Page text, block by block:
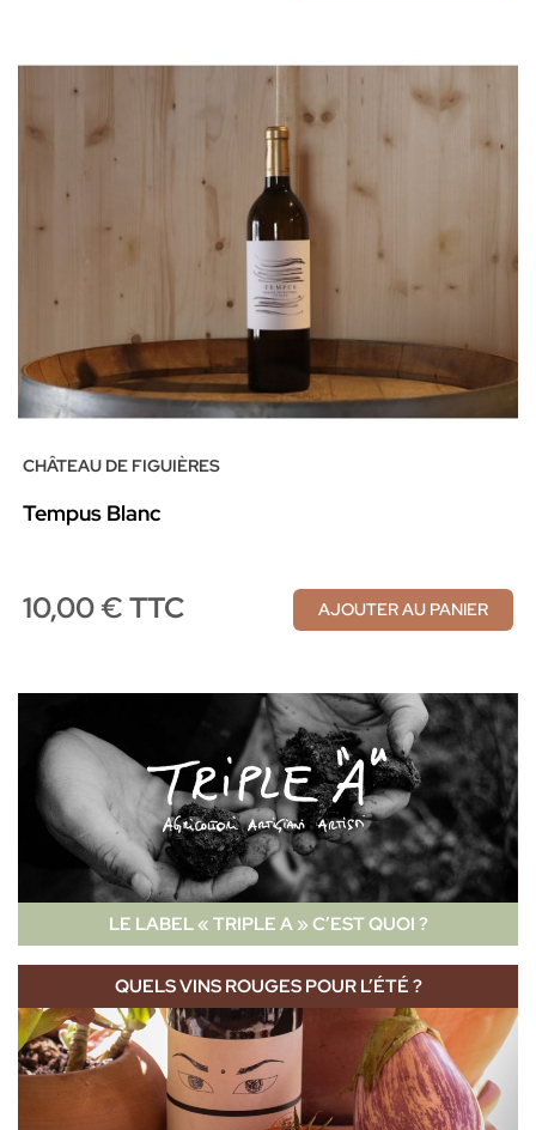
CHÂTEAU DE FIGUIÈRES
Tempus Blanc
10,00 € TTC AJOUTER AU PANIER
LE LABEL « TRIPLE A » C’EST QUOI ?
QUELS VINS ROUGES POUR L’ÉTÉ ?